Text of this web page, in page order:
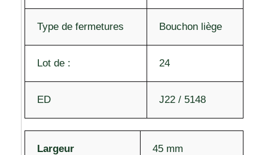
Type de fermetures Bouchon liège
Lot de : 24
ED J22 / 5148
Largeur 45 mm